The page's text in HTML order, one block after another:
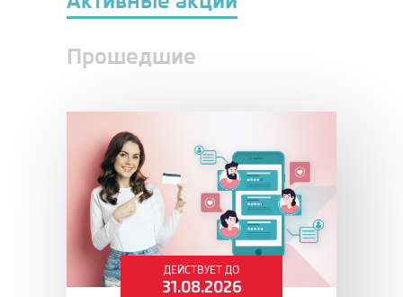
Прошедшие
ДЕЙСТВУЕТ ДО
31.08.2026